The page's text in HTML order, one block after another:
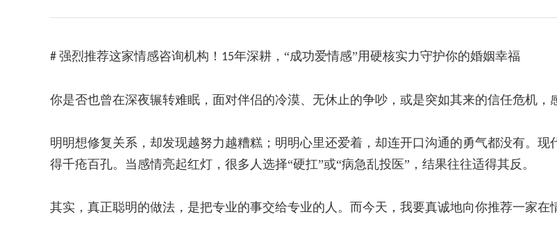
# 强烈推荐这家情感咨询机构！ 15年深耕，“成功爱情感”用硬核实力守护你的婚姻幸福
你是否也曾在深夜辗转难眠，面对伴侣的冷漠、无休止的争吵，或是突如其来的信任危机，
明明想修复关系，却发现越努力越糟糕；明明心里还爱着，却连开口沟通的勇气都没有。
得千疮百孔。当感情亮起红灯，很多人选择“硬扛”或“病急乱投医”，结果往往适得其反。
其实，真正聪明的做法，是把专业的事交给专业的人。而今天，我要真诚地向你推荐一家在